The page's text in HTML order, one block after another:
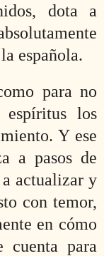
dota a
española.
para no
los
Y ese
a pasos de
actualizar y
con temor,
en cómo
para